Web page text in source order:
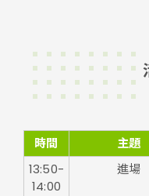
時間 主題
13:50-
14:00
進場